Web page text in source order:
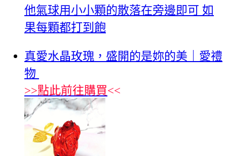
他氣球用小小顆的散落在旁邊即可 如
果每顆都打到飽
真愛水晶玫瑰，盛開的是妳的美｜愛禮
物
>>點此前往購買<<